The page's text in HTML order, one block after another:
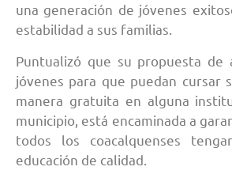
una generación de jóvenes
estabilidad a sus familias.
Puntualizó que su propuesta de
jóvenes para que puedan cursar
manera gratuita en alguna
municipio, está encaminada a
todos los coacalquenses
educación de calidad.